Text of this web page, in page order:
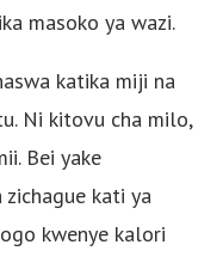
masoko ya wazi.
katika miji na
Ni kitovu cha milo,
Bei yake
kati ya
kwenye kalori